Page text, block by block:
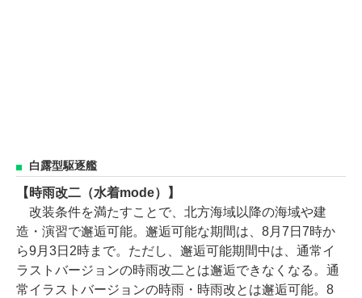
白露型駆逐艦
【時雨改二（水着mode）】
改装条件を満たすことで、北方海域以降の海域や建
造・演習で邂逅可能。邂逅可能な期間は、8月7日7時か
ら9月3日2時まで。ただし、邂逅可能期間中は、通常イ
ラストバージョンの時雨改二とは邂逅できなくなる。通
常イラストバージョンの時雨・時雨改とは邂逅可能。8